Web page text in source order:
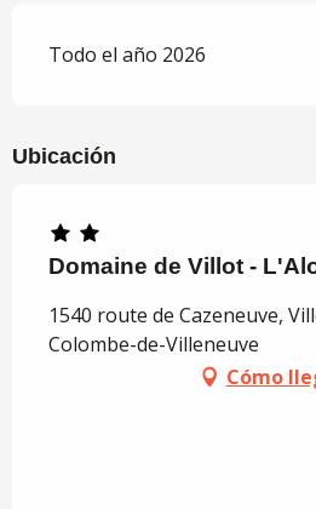
Todo el año 2026
Ubicación
Domaine de Villot -
1540 route de Cazeneuve,
Colombe-de-Villeneuve
Cómo